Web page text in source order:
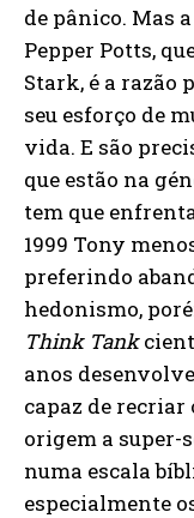
de pânico. Mas
Pepper Potts,
Stark, é a razão
seu esforço de
vida. E são
que estão na
tem que
1999 Tony
preferindo
hedonismo,
Think Tank
anos
capaz de recriar
origem a super-
numa escala
especialmente